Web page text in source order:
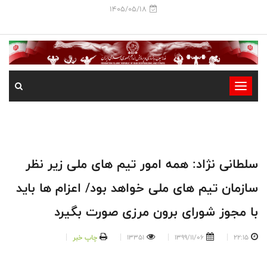
1405/05/18
-
-
-
سلطانی نژاد: همه امور تیم های ملی زیر نظر
سازمان تیم های ملی خواهد بود/ اعزام ها باید
با مجوز شورای برون مرزی صورت بگیرد
22:15
1399/11/06
13351 چاپ خبر